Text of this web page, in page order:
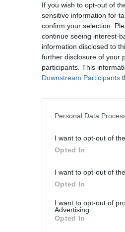
If you wish to opt-out of
sensitive information for
confirm your selection.
continue seeing interest-
information disclosed to
further disclosure of your
participants. This
Downstream Participants
Personal Data
I want to opt-out of
Opted In
I want to opt-out of
Opted In
I want to opt-out of
Advertising.
Opted In